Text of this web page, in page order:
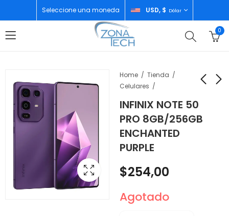
Seleccione una moneda USD, $ Dólar
0
Home
Tienda
Celulares
INFINIX NOTE 50
PRO 8GB/256GB
ENCHANTED
PURPLE
INFINIX HOT 50 PRO
8GB/256GB BLUE
$171,00
OSTER HORNO
PUERTAS FRANCESA
TSSTTVFDMAF013
$180,00
$254,00
Agotado